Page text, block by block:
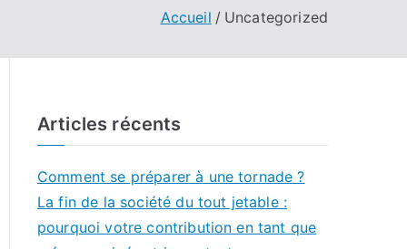
Accueil Uncategorized
Articles récents
Comment se préparer à une tornade ?
La fin de la société du tout jetable :
pourquoi votre contribution en tant que